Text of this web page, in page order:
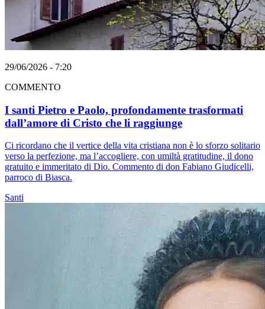
29/06/2026 - 7:20
COMMENTO
I santi Pietro e Paolo, profondamente trasformati
dall’amore di Cristo che li raggiunge
Ci ricordano che il vertice della vita cristiana non è lo sforzo solitario
verso la perfezione, ma l’accogliere, con umiltà gratitudine, il dono
gratuito e immeritato di Dio. Commento di don Fabiano Giudicelli,
parroco di Biasca.
Santi